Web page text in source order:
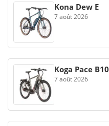
Kona Dew E
7 août 2026
Koga Pace B10
7 août 2026